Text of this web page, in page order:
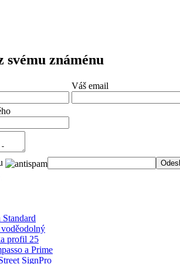
svému známénu
Váš email
profil 25
a Prime
SignPro